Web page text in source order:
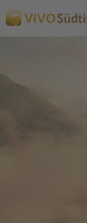
VIVO